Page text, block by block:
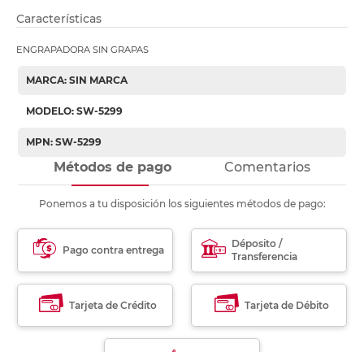
Características
ENGRAPADORA SIN GRAPAS
MARCA: SIN MARCA
MODELO: SW-5299
MPN: SW-5299
Métodos de pago Comentarios
Ponemos a tu disposición los siguientes métodos de pago:
Pago contra entrega
Déposito /
Transferencia
Tarjeta de Crédito Tarjeta de Débito